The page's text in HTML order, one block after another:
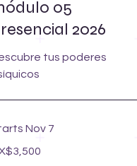
05
2026
tus poderes
Nov 7